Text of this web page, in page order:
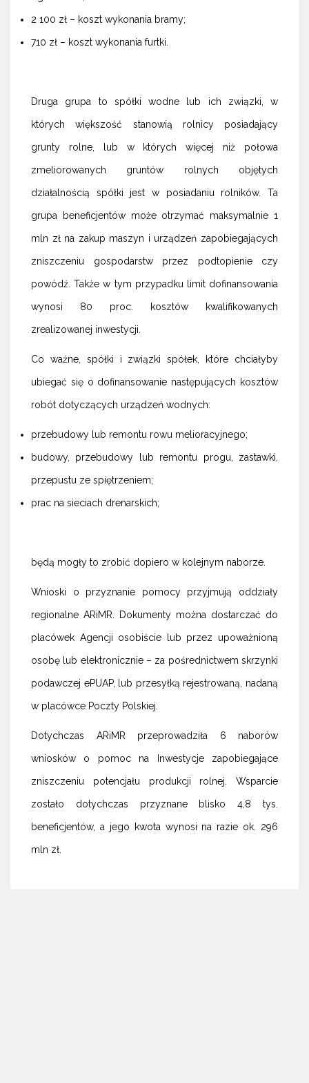
2 100 zł – koszt wykonania bramy;
710 zł – koszt wykonania furtki.
Druga grupa to spółki wodne lub ich związki, w
których większość stanowią rolnicy posiadający
grunty rolne, lub w których więcej niż połowa
zmeliorowanych gruntów rolnych objętych
działalnością spółki jest w posiadaniu rolników. Ta
grupa beneficjentów może otrzymać maksymalnie 1
mln zł na zakup maszyn i urządzeń zapobiegających
zniszczeniu gospodarstw przez podtopienie czy
powódź. Także w tym przypadku limit dofinansowania
wynosi 80 proc. kosztów kwalifikowanych
zrealizowanej inwestycji.
Co ważne, spółki i związki spółek, które chciałyby
ubiegać się o dofinansowanie następujących kosztów
robót dotyczących urządzeń wodnych:
przebudowy lub remontu rowu melioracyjnego;
budowy, przebudowy lub remontu progu, zastawki,
przepustu ze spiętrzeniem;
prac na sieciach drenarskich;
będą mogły to zrobić dopiero w kolejnym naborze.
Wnioski o przyznanie pomocy przyjmują oddziały
regionalne ARiMR. Dokumenty można dostarczać do
placówek Agencji osobiście lub przez upoważnioną
osobę lub elektronicznie – za pośrednictwem skrzynki
podawczej ePUAP, lub przesyłką rejestrowaną, nadaną
w placówce Poczty Polskiej.
Dotychczas ARiMR przeprowadziła 6 naborów
wniosków o pomoc na Inwestycje zapobiegające
zniszczeniu potencjału produkcji rolnej. Wsparcie
zostało dotychczas przyznane blisko 4,8 tys.
beneficjentów, a jego kwota wynosi na razie ok. 296
mln zł.